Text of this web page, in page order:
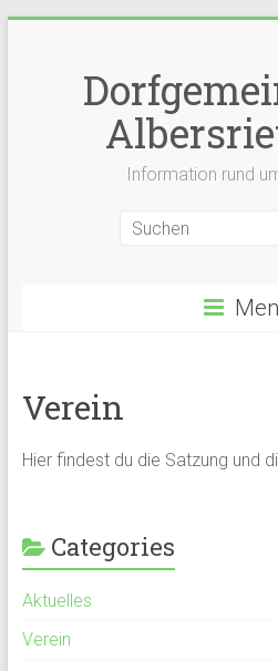
Information rund
Verein
Hier findest du die Satzung und
Categories
Aktuelles
Verein